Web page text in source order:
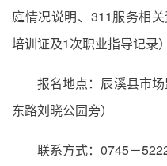
庭情况说明、311服务相
培训证及1次职业指导记录）
报名地点：辰溪县市
东路刘晓公园旁）
联系方式：0745－